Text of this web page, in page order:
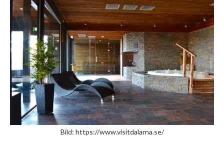
Bild: https://www.visitdalarna.se/